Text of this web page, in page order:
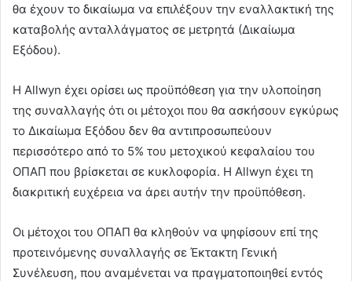
θα έχουν το δικαίωμα να επιλέξουν την εναλλακτική της
καταβολής ανταλλάγματος σε μετρητά (Δικαίωμα
Εξόδου).
Η Allwyn έχει ορίσει ως προϋπόθεση για την υλοποίηση
της συναλλαγής ότι οι μέτοχοι που θα ασκήσουν εγκύρως
το Δικαίωμα Εξόδου δεν θα αντιπροσωπεύουν
περισσότερο από το 5% του μετοχικού κεφαλαίου του
ΟΠΑΠ που βρίσκεται σε κυκλοφορία. Η Allwyn έχει τη
διακριτική ευχέρεια να άρει αυτήν την προϋπόθεση.
Οι μέτοχοι του ΟΠΑΠ θα κληθούν να ψηφίσουν επί της
προτεινόμενης συναλλαγής σε Έκτακτη Γενική
Συνέλευση, που αναμένεται να πραγματοποιηθεί εντός